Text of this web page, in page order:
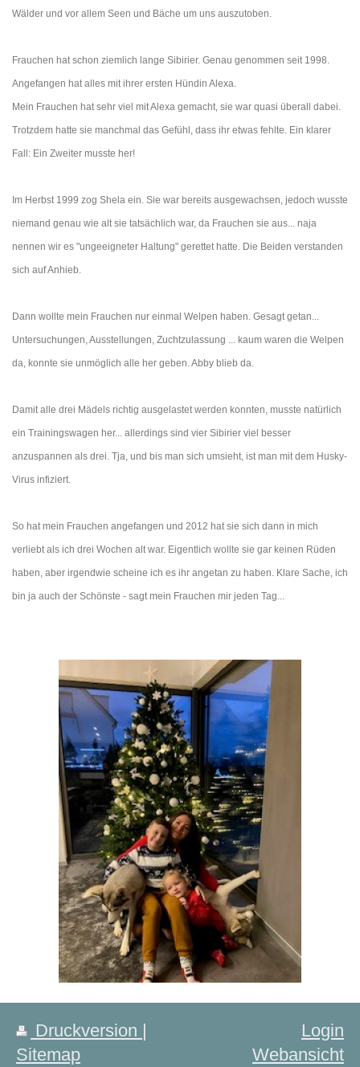
Wälder und vor allem Seen und Bäche um uns auszutoben.
Frauchen hat schon ziemlich lange Sibirier. Genau genommen seit 1998.
Angefangen hat alles mit ihrer ersten Hündin Alexa.
Mein Frauchen hat sehr viel mit Alexa gemacht, sie war quasi überall dabei.
Trotzdem hatte sie manchmal das Gefühl, dass ihr etwas fehlte. Ein klarer
Fall: Ein Zweiter musste her!
Im Herbst 1999 zog Shela ein. Sie war bereits ausgewachsen, jedoch wusste
niemand genau wie alt sie tatsächlich war, da Frauchen sie aus... naja
nennen wir es "ungeeigneter Haltung" gerettet hatte. Die Beiden verstanden
sich auf Anhieb.
Dann wollte mein Frauchen nur einmal Welpen haben. Gesagt getan...
Untersuchungen, Ausstellungen, Zuchtzulassung ... kaum waren die Welpen
da, konnte sie unmöglich alle her geben. Abby blieb da.
Damit alle drei Mädels richtig ausgelastet werden konnten, musste natürlich
ein Trainingswagen her... allerdings sind vier Sibirier viel besser
anzuspannen als drei. Tja, und bis man sich umsieht, ist man mit dem Husky-
Virus infiziert.
So hat mein Frauchen angefangen und 2012 hat sie sich dann in mich
verliebt als ich drei Wochen alt war. Eigentlich wollte sie gar keinen Rüden
haben, aber irgendwie scheine ich es ihr angetan zu haben. Klare Sache, ich
bin ja auch der Schönste - sagt mein Frauchen mir jeden Tag...
Druckversion
Sitemap
Login
Webansicht